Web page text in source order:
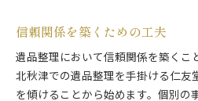
信頼関係を築くための工夫
遺品整理において信頼関係を築くこ
北秋津での遺品整理を手掛ける仁友
を傾けることから始めます。個別の